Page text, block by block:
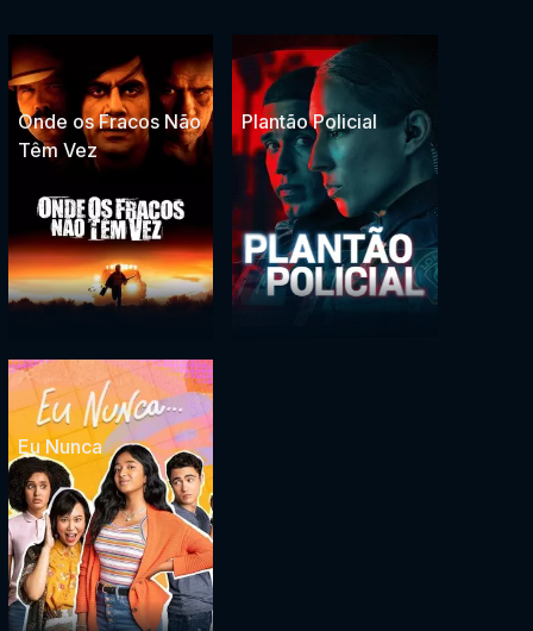
Onde os Fracos Não
Têm Vez
Plantão Policial
Eu Nunca